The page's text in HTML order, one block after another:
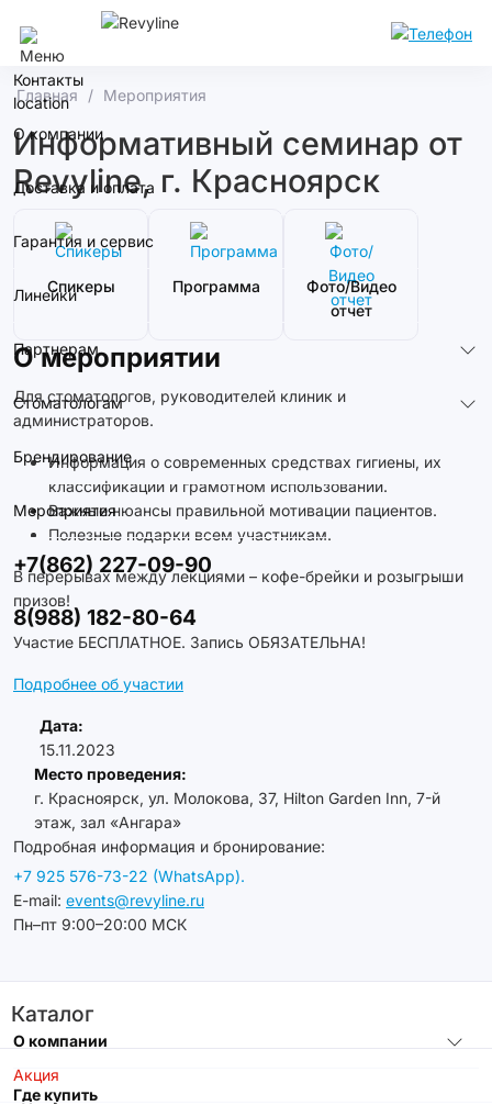
Контакты
О компании
Доставка и оплата
Гарантия и сервис
Линейки
Партнерам
Стоматологам
Брендирование
Мероприятия
+7(862) 227-09-90
8(988) 182-80-64
Каталог
Акция
Главная Мероприятия
Информативный семинар от
Revyline, г. Красноярск
Спикеры Программа
Фото/Видео
отчет
О мероприятии
Для стоматологов, руководителей клиник и
администраторов.
Информация о современных средствах гигиены, их
классификации и грамотном использовании.
Важные нюансы правильной мотивации пациентов.
Полезные подарки всем участникам.
В перерывах между лекциями – кофе-брейки и розыгрыши
призов!
Участие БЕСПЛАТНОЕ. Запись ОБЯЗАТЕЛЬНА!
Подробнее об участии
Дата:
15.11.2023
Место проведения:
г. Красноярск, ул. Молокова, 37, Hilton Garden Inn, 7-й
этаж, зал «Ангара»
Подробная информация и бронирование:
+7 925 576-73-22 (WhatsApp).
E-mail: events@revyline.ru
Пн–пт 9:00–20:00 МСК
О компании
Где купить